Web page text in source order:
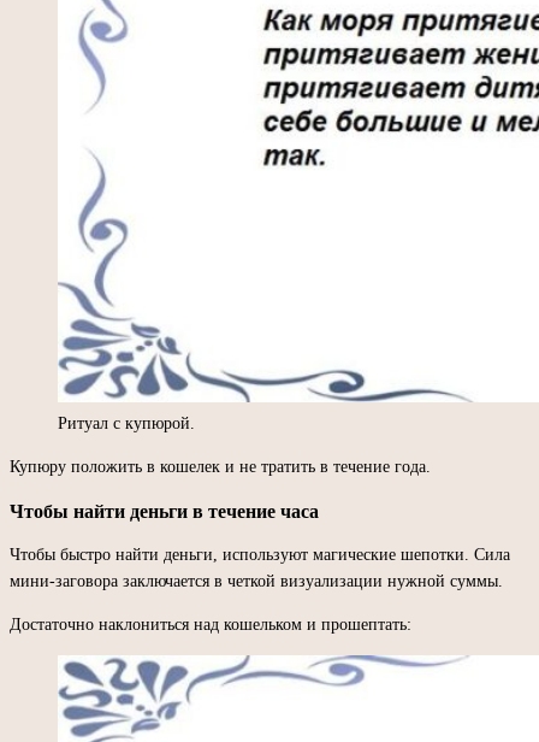
Ритуал с купюрой.
Купюру положить в кошелек и не тратить в течение года.
Чтобы найти деньги в течение часа
Чтобы быстро найти деньги, используют магические шепотки. Сила
мини-заговора заключается в четкой визуализации нужной суммы.
Достаточно наклониться над кошельком и прошептать: